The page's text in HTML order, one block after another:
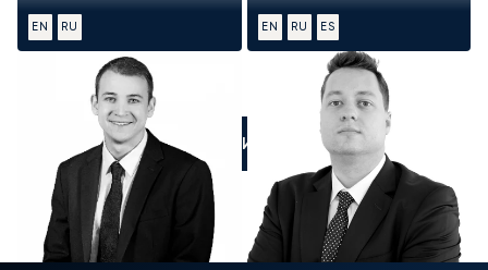
EN RU EN RU ES
ПОЗВОНИТЕ НАМ